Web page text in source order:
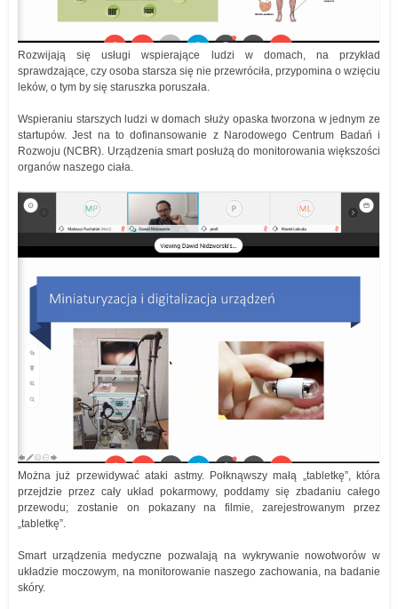
Rozwijają się usługi wspierające ludzi w domach, na przykład
sprawdzające, czy osoba starsza się nie przewróciła, przypomina o wzięciu
leków, o tym by się staruszka poruszała.
Wspieraniu starszych ludzi w domach służy opaska tworzona w jednym ze
startupów. Jest na to dofinansowanie z Narodowego Centrum Badań i
Rozwoju (NCBR). Urządzenia smart posłużą do monitorowania większości
organów naszego ciała.
Można już przewidywać ataki astmy. Połknąwszy małą „tabletkę”, która
przejdzie przez cały układ pokarmowy, poddamy się zbadaniu całego
przewodu; zostanie on pokazany na filmie, zarejestrowanym przez
„tabletkę”.
Smart urządzenia medyczne pozwalają na wykrywanie nowotworów w
układzie moczowym, na monitorowanie naszego zachowania, na badanie
skóry.